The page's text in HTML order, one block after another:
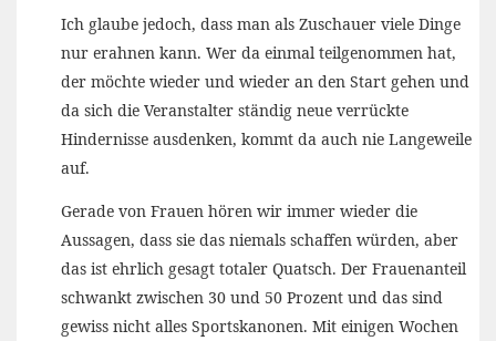
Ich glaube jedoch, dass man als Zuschauer viele Dinge
nur erahnen kann. Wer da einmal teilgenommen hat,
der möchte wieder und wieder an den Start gehen und
da sich die Veranstalter ständig neue verrückte
Hindernisse ausdenken, kommt da auch nie Langeweile
auf.
Gerade von Frauen hören wir immer wieder die
Aussagen, dass sie das niemals schaffen würden, aber
das ist ehrlich gesagt totaler Quatsch. Der Frauenanteil
schwankt zwischen 30 und 50 Prozent und das sind
gewiss nicht alles Sportskanonen. Mit einigen Wochen